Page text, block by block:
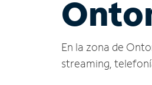
En la zona de
streaming,